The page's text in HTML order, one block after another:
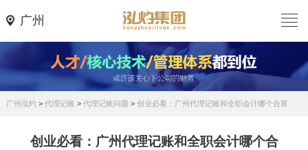
广州
广州泓灼 > 代理记账 > 代理记账问题 > 创业必看：广州代理记账和全职会计哪个合算
创业必看：广州代理记账和全职会计哪个合